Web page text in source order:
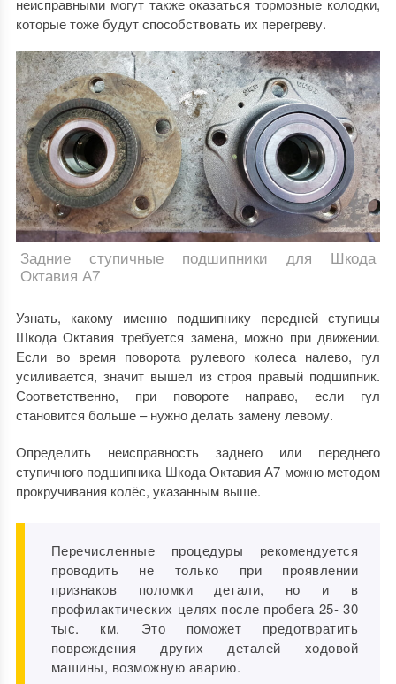
неисправными могут также оказаться тормозные колодки,
которые тоже будут способствовать их перегреву.
Задние ступичные подшипники для Шкода
Октавия А7
Узнать, какому именно подшипнику передней ступицы
Шкода Октавия требуется замена, можно при движении.
Если во время поворота рулевого колеса налево, гул
усиливается, значит вышел из строя правый подшипник.
Соответственно, при повороте направо, если гул
становится больше – нужно делать замену левому.
Определить неисправность заднего или переднего
ступичного подшипника Шкода Октавия А7 можно методом
прокручивания колёс, указанным выше.
Перечисленные процедуры рекомендуется
проводить не только при проявлении
признаков поломки детали, но и в
профилактических целях после пробега 25- 30
тыс. км. Это поможет предотвратить
повреждения других деталей ходовой
машины, возможную аварию.